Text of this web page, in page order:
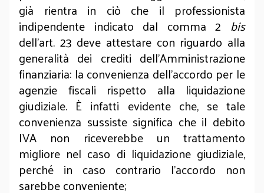
già rientra in ciò che il professionista
indipendente indicato dal comma 2 bis
dell’art. 23 deve attestare con riguardo alla
generalità dei crediti dell’Amministrazione
finanziaria: la convenienza dell’accordo per le
agenzie fiscali rispetto alla liquidazione
giudiziale. È infatti evidente che, se tale
convenienza sussiste significa che il debito
IVA non riceverebbe un trattamento
migliore nel caso di liquidazione giudiziale,
perché in caso contrario l’accordo non
sarebbe conveniente;